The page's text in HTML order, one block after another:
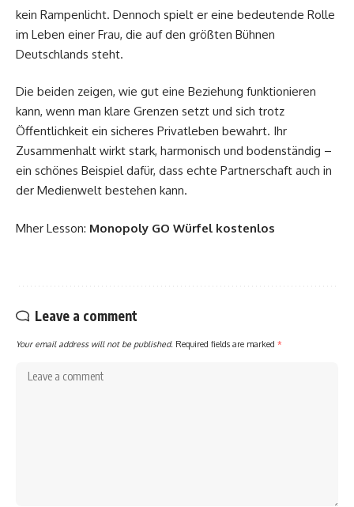
kein Rampenlicht. Dennoch spielt er eine bedeutende Rolle
im Leben einer Frau, die auf den größten Bühnen
Deutschlands steht.
Die beiden zeigen, wie gut eine Beziehung funktionieren
kann, wenn man klare Grenzen setzt und sich trotz
Öffentlichkeit ein sicheres Privatleben bewahrt. Ihr
Zusammenhalt wirkt stark, harmonisch und bodenständig –
ein schönes Beispiel dafür, dass echte Partnerschaft auch in
der Medienwelt bestehen kann.
Mher Lesson: Monopoly GO Würfel kostenlos
Leave a comment
Your email address will not be published. Required fields are marked *